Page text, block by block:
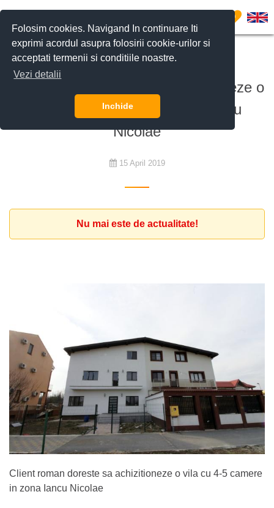
Folosim cookies. Navigand In continuare Iti
exprimi acordul asupra folosirii cookie-urilor si
acceptati termenii si conditiile noastre.
Vezi detalii
Inchide
0
De cumpărat
Client roman doreste sa achizitioneze o
vila cu 4-5 camere in zona Iancu
Nicolae
15 April 2019
Nu mai este de actualitate!
Client roman doreste sa achizitioneze o vila cu 4-5 camere
in zona Iancu Nicolae